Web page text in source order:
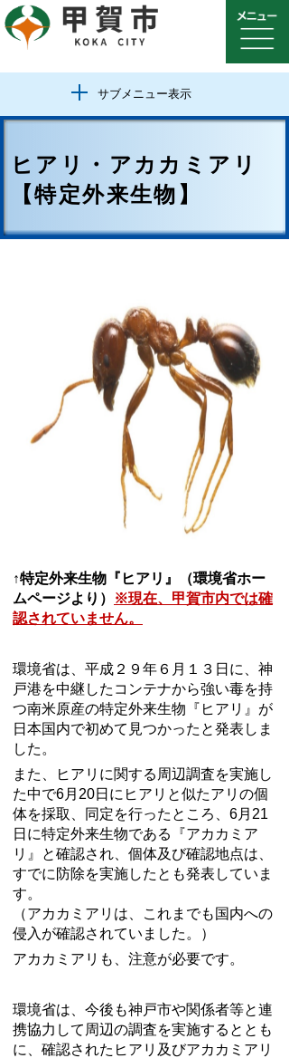
サブメニュー表示
ヒアリ・アカカミアリ
【特定外来生物】
↑特定外来生物『ヒアリ』（環境省ホー
ムページより）
※現在、甲賀市内では確
認されていません。
環境省は、平成２９年６月１３日に、神
戸港を中継したコンテナから強い毒を持
つ南米原産の特定外来生物『ヒアリ』が
日本国内で初めて見つかったと発表しま
した。
また、ヒアリに関する周辺調査を実施し
た中で6月20日にヒアリと似たアリの個
体を採取、同定を行ったところ、6月21
日に特定外来生物である『アカカミア
リ』と確認され、個体及び確認地点は、
すでに防除を実施したとも発表していま
す。
（アカカミアリは、これまでも国内への
侵入が確認されていました。）
アカカミアリも、注意が必要です。
環境省は、今後も神戸市や関係者等と連
携協力して周辺の調査を実施するととも
に、確認されたヒアリ及びアカカミアリ